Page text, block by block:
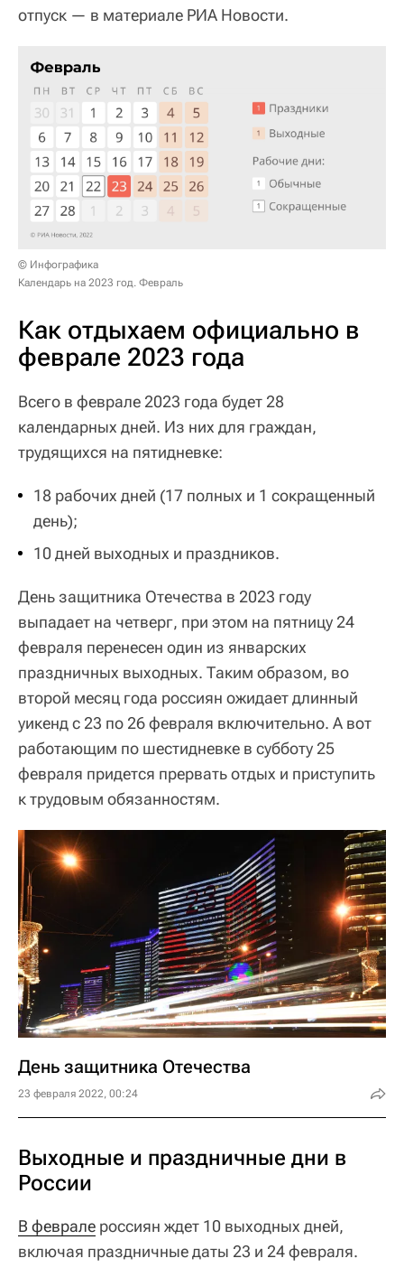
отпуск — в материале РИА Новости.
© Инфографика
Календарь на 2023 год. Февраль
Как отдыхаем официально в
феврале 2023 года
Всего в феврале 2023 года будет 28
календарных дней. Из них для граждан,
трудящихся на пятидневке:
18 рабочих дней (17 полных и 1 сокращенный
день);
10 дней выходных и праздников.
День защитника Отечества в 2023 году
выпадает на четверг, при этом на пятницу 24
февраля перенесен один из январских
праздничных выходных. Таким образом, во
второй месяц года россиян ожидает длинный
уикенд с 23 по 26 февраля включительно. А вот
работающим по шестидневке в субботу 25
февраля придется прервать отдых и приступить
к трудовым обязанностям.
День защитника Отечества
23 февраля 2022, 00:24
Выходные и праздничные дни в
России
В феврале россиян ждет 10 выходных дней,
включая праздничные даты 23 и 24 февраля.